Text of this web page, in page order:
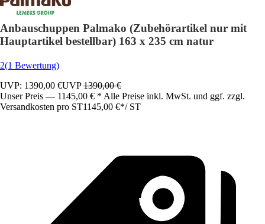
Anbauschuppen Palmako (Zubehörartikel nur mit
Hauptartikel bestellbar) 163 x 235 cm natur
2(1 Bewertung)
UVP: 1390,00 €UVP1390,00 €
Unser Preis — 1145,00 € * Alle Preise inkl. MwSt. und ggf. zzgl.
Versandkosten pro ST1145,00 €*/ ST